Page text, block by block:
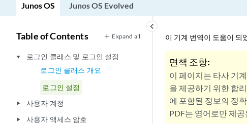
Junos OS Junos OS Evolved
keyboard_arrow_left
Table of Contents Expand all
play_arrow
로그인 클래스 및 로그인 설정
로그인 클래스 개요
로그인 설정
play_arrow 사용자 계정
play_arrow 사용자 액세스 암호
이 기계 번역이 도움이 되
면책 조항:
이 페이지는 타사 기
을 제공하기 위한 합
에 포함된 정보의 정
PDF는 영어로만 제